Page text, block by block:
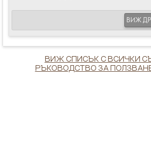
ВИЖ
ВИЖ СПИСЪК С ВСИЧКИ
РЪКОВОДСТВО ЗА